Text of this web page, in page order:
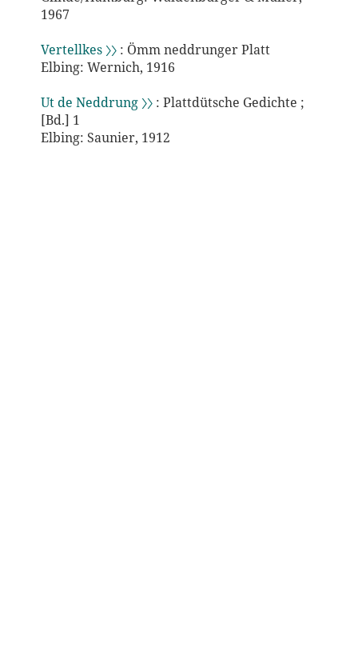
1967
Vertellkes 〉〉: Ömm neddrunger Platt
Elbing: Wernich, 1916
Ut de Neddrung 〉〉: Plattdütsche Gedichte ;
[Bd.] 1
Elbing: Saunier, 1912